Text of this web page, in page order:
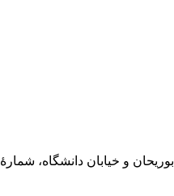
دوم، واحد 8 ، روابط عمومی مؤسسه پژوهی میراث مکتوب؛ صندوق پستی: 569-13185